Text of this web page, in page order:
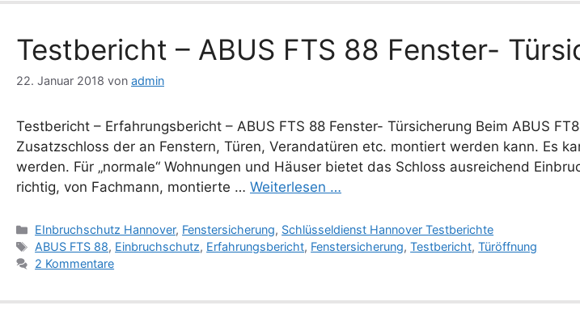
Testbericht – ABUS FTS 88 Fenster-
22. Januar 2018 von admin
Testbericht – Erfahrungsbericht – ABUS FTS 88 Fenster- Türsicherung Beim ABUS
Zusatzschloss der an Fenstern, Türen, Verandatüren etc. montiert werden kann. Es
werden. Für „normale“ Wohnungen und Häuser bietet das Schloss ausreichend
richtig, von Fachmann, montierte … Weiterlesen …
Kategorien
EInbruchschutz Hannover, Fenstersicherung, Schlüsseldienst Hannover Testberichte
Schlagwörter
ABUS FTS 88, Einbruchschutz, Erfahrungsbericht, Fenstersicherung,Testbericht,Türöffnung
2 Kommentare